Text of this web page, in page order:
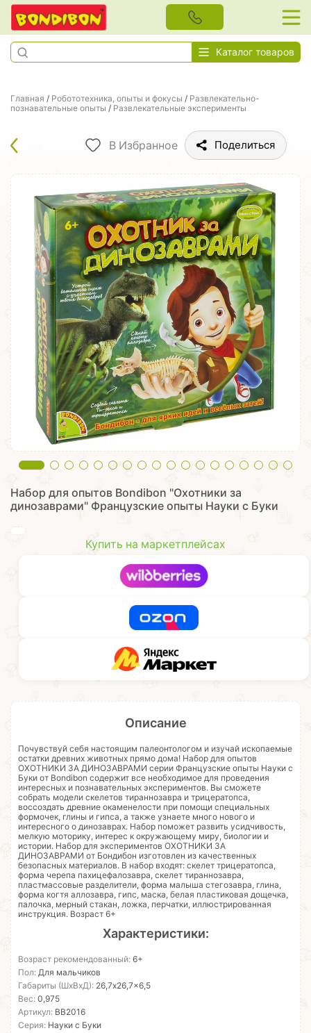
Каталог товаров
Главная / Робототехника, опыты и фокусы / Развлекательно-
познавательные опыты / Развлекательные эксперименты
В Избранное Поделиться
Набор для опытов Bondibon "Охотники за
динозаврами" Французские опыты Науки с Буки
Купить на маркетплейсах
Описание
Почувствуй себя настоящим палеонтологом и изучай ископаемые
остатки древних животных прямо дома! Набор для опытов
ОХОТНИКИ ЗА ДИНОЗАВРАМИ серии Французские опыты Науки с
Буки от Bondibon содержит все необходимое для проведения
интересных и познавательных экспериментов. Вы сможете
собрать модели скелетов тираннозавра и трицератопса,
воссоздать древние окаменелости при помощи специальных
формочек, глины и гипса, а также узнаете много нового и
интересного о динозаврах. Набор поможет развить усидчивость,
мелкую моторику, интерес к окружающему миру, биологии и
истории. Набор для экспериментов ОХОТНИКИ ЗА
ДИНОЗАВРАМИ от Бондибон изготовлен из качественных
безопасных материалов. В набор входят: скелет трицератопса,
форма черепа пахицефалозавра, скелет тираннозавра,
пластмассовые разделители, форма малыша стегозавра, глина,
форма когтя аллозавра, гипс, маска, белая пластиковая дощечка,
палочка, мерный стакан, ложка, перчатки, иллюстрированная
инструкция. Возраст 6+
Характеристики:
Возраст рекомендованный: 6+
Пол: Для мальчиков
Габариты (ШхВхД): 26,7x26,7x6,5
Вес: 0,975
Артикул: ВВ2016
Серия: Науки с Буки